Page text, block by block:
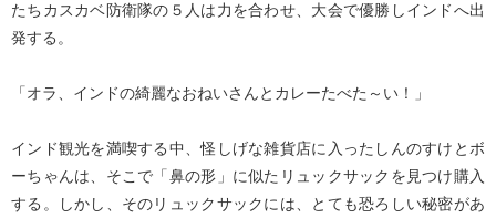
たちカスカベ防衛隊の５人は力を合わせ、大会で優勝しインドへ出
発する。
「オラ、インドの綺麗なおねいさんとカレーたべた～い！」
インド観光を満喫する中、怪しげな雑貨店に入ったしんのすけとボ
ーちゃんは、そこで「鼻の形」に似たリュックサックを見つけ購入
する。しかし、そのリュックサックには、とても恐ろしい秘密があ